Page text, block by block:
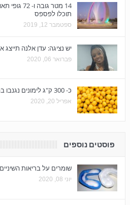
14 מטר
תוכלו לפספס
ספטמבר 12, 2019
יש נציגה: עדן אלנה תייצג את
פברואר 06, 2020
כ- 300 ק"ג לימונים נגנבו במטע סמוך לקריית גת
אפריל 20, 2020
פוסטים נוספים
שומרים על בריאות
יוני 08, 2020